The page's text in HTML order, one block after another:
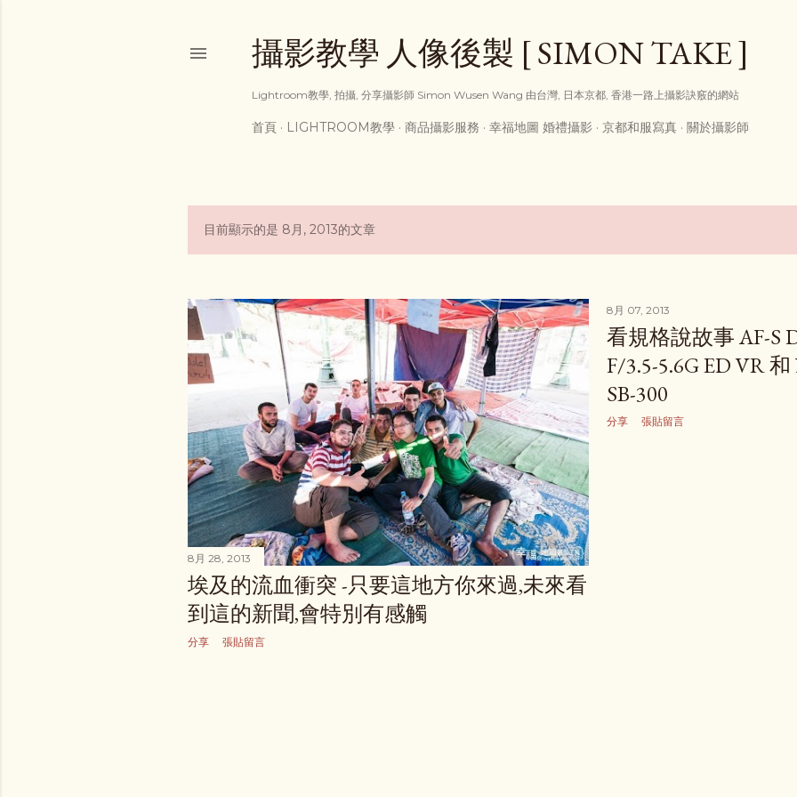
攝影教學 人像後製 [ SIMON TAKE ]
Lightroom教學, 拍攝, 分享攝影師 Simon Wusen Wang 由台灣, 日本京都, 香港一路上攝影訣竅的網站
首頁 LIGHTROOM教學 商品攝影服務 幸福地圖 婚禮攝影 京都和服寫真 關於攝影師
發
文
章
目前顯示的是 8月, 2013的文章
8月 28, 2013
埃及的流血衝突 -只要這地方你來過,未來看
到這的新聞,會特別有感觸
分享 張貼留言
8月 07, 2013
看規格說故事 AF-S
F/3.5-5.6G ED VR
SB-300
分享 張貼留言